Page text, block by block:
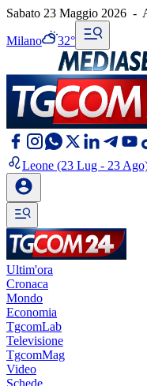
Sabato 23 Maggio 2026 -
Milano 32°
Leone (23 Lug - 23
Ultim'ora
Cronaca
Mondo
Economia
TgcomLab
Televisione
TgcomMag
Video
Schede